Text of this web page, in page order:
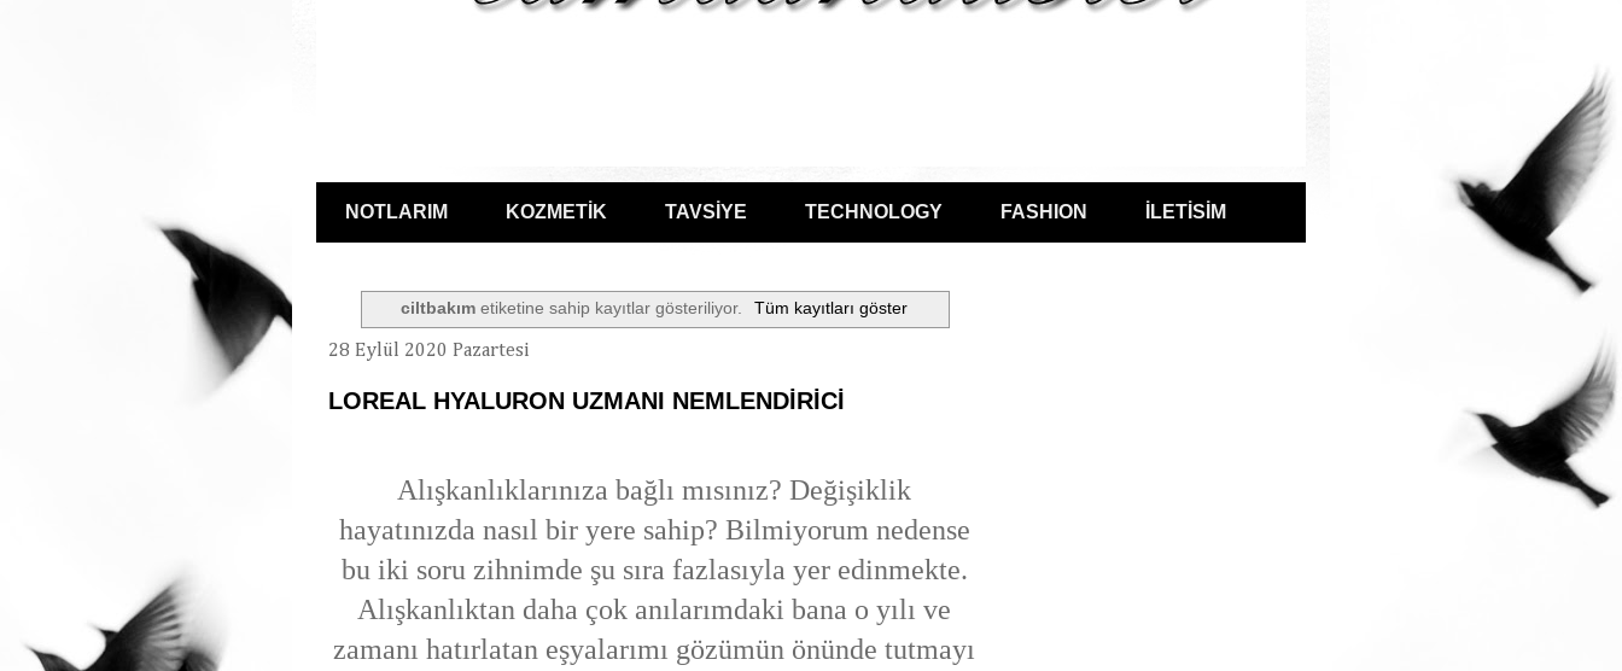
NOTLARIM KOZMETİK TAVSİYE TECHNOLOGY FASHION İLETİSİM
ciltbakım etiketine sahip kayıtlar gösteriliyor. Tüm kayıtları göster
28 Eylül 2020 Pazartesi
LOREAL HYALURON UZMANI NEMLENDİRİCİ
Alışkanlıklarınıza bağlı mısınız? Değişiklik
hayatınızda nasıl bir yere sahip? Bilmiyorum nedense
bu iki soru zihnimde şu sıra fazlasıyla yer edinmekte.
Alışkanlıktan daha çok anılarımdaki bana o yılı ve
zamanı hatırlatan eşyalarımı gözümün önünde tutmayı